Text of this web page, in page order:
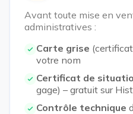
Avant toute mise en
administratives :
Carte grise
votre nom
Certificat de
gage) – gratuit sur
Contrôle technique